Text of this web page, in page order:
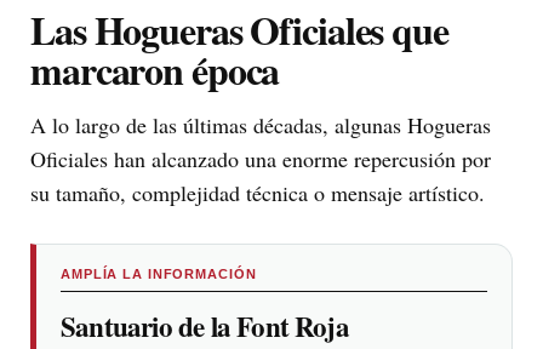
Las Hogueras Oficiales que
marcaron época
A lo largo de las últimas décadas, algunas Hogueras
Oficiales han alcanzado una enorme repercusión por
su tamaño, complejidad técnica o mensaje artístico.
AMPLÍA LA INFORMACIÓN
Santuario de la Font Roja